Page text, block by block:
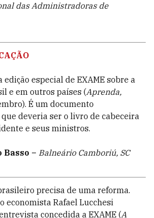
das Administradoras de
edição especial de EXAME sobre a
e em outros países (Aprenda,
É um documento
deveria ser o livro de cabeceira
e seus ministros.
Basso – Balneário Camboriú, SC
precisa de uma reforma.
economista Rafael Lucchesi
concedida a EXAME (A